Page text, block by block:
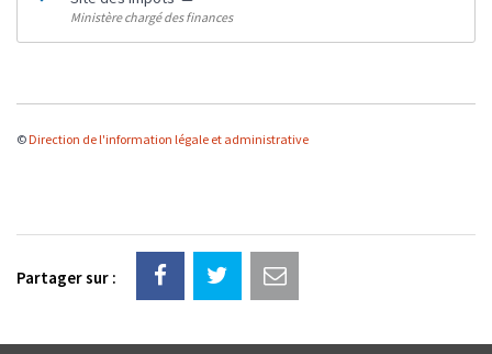
Ministère chargé des finances
© Direction de l'information légale et administrative
Partager sur :